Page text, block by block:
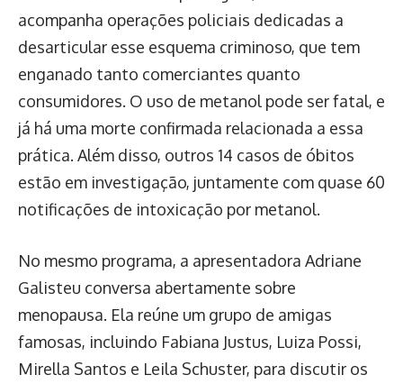
acompanha operações policiais dedicadas a
desarticular esse esquema criminoso, que tem
enganado tanto comerciantes quanto
consumidores. O uso de metanol pode ser fatal, e
já há uma morte confirmada relacionada a essa
prática. Além disso, outros 14 casos de óbitos
estão em investigação, juntamente com quase 60
notificações de intoxicação por metanol.
No mesmo programa, a apresentadora Adriane
Galisteu conversa abertamente sobre
menopausa. Ela reúne um grupo de amigas
famosas, incluindo Fabiana Justus, Luiza Possi,
Mirella Santos e Leila Schuster, para discutir os